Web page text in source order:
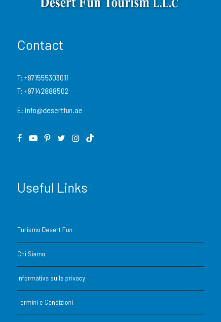
entrambe le diete vegetariane e non vegetariane
professionista
Rientro presso il tuo hotel o residenza a Dubai
Il prezzo esclude
Room Service Fees
Contact
T: +971555303011
T: +97142888502
E: info@desertfun.ae
Useful Links
Turismo Desert Fun
Chi Siamo
Informativa sulla privacy
Termini e Condizioni